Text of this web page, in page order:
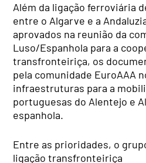
Além da ligação ferroviária
entre o Algarve e a
aprovados na reunião da
Luso/Espanhola para a
transfronteiriça, os
pela comunidade EuroAAA
infraestruturas para a
portuguesas do Alentejo e
espanhola.
Entre as prioridades, o
ligação transfronteiriça